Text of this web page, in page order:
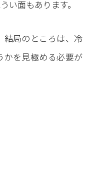
い面もあります。
結局のところは、冷
かを見極める必要が